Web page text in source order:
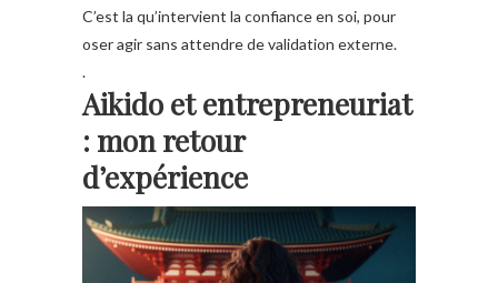
C’est la qu’intervient la confiance en soi, pour
oser agir sans attendre de validation externe.
.
Aikido et entrepreneuriat
: mon retour
d’expérience